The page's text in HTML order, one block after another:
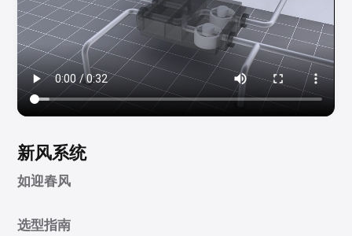
新风系统
如迎春风
选型指南